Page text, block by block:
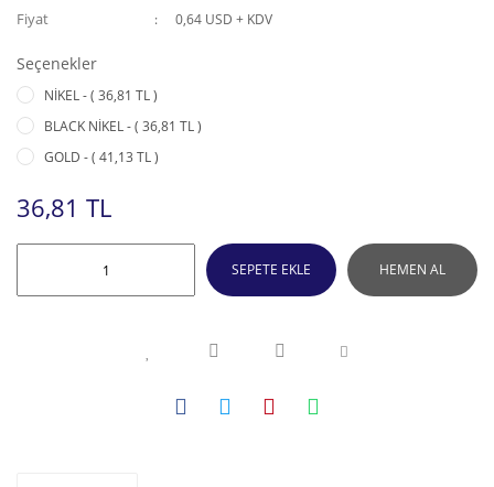
Fiyat 0,64 USD + KDV
Seçenekler
NİKEL - ( 36,81 TL )
BLACK NİKEL - ( 36,81 TL )
GOLD - ( 41,13 TL )
36,81 TL
SEPETE EKLE HEMEN AL